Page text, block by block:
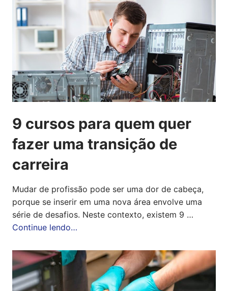
9 cursos para quem quer
fazer uma transição de
carreira
Mudar de profissão pode ser uma dor de cabeça,
porque se inserir em uma nova área envolve uma
série de desafios. Neste contexto, existem 9 …
Continue lendo…